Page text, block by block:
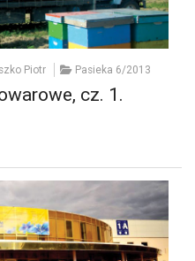
Piotr Pasieka 6/2013
cz. 1.